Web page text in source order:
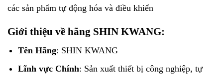
các sản phẩm tự động hóa và điều khiển
Giới thiệu về hãng SHIN KWANG:
Tên Hãng: SHIN KWANG
Lĩnh vực Chính: Sản xuất thiết bị công nghiệp, tự